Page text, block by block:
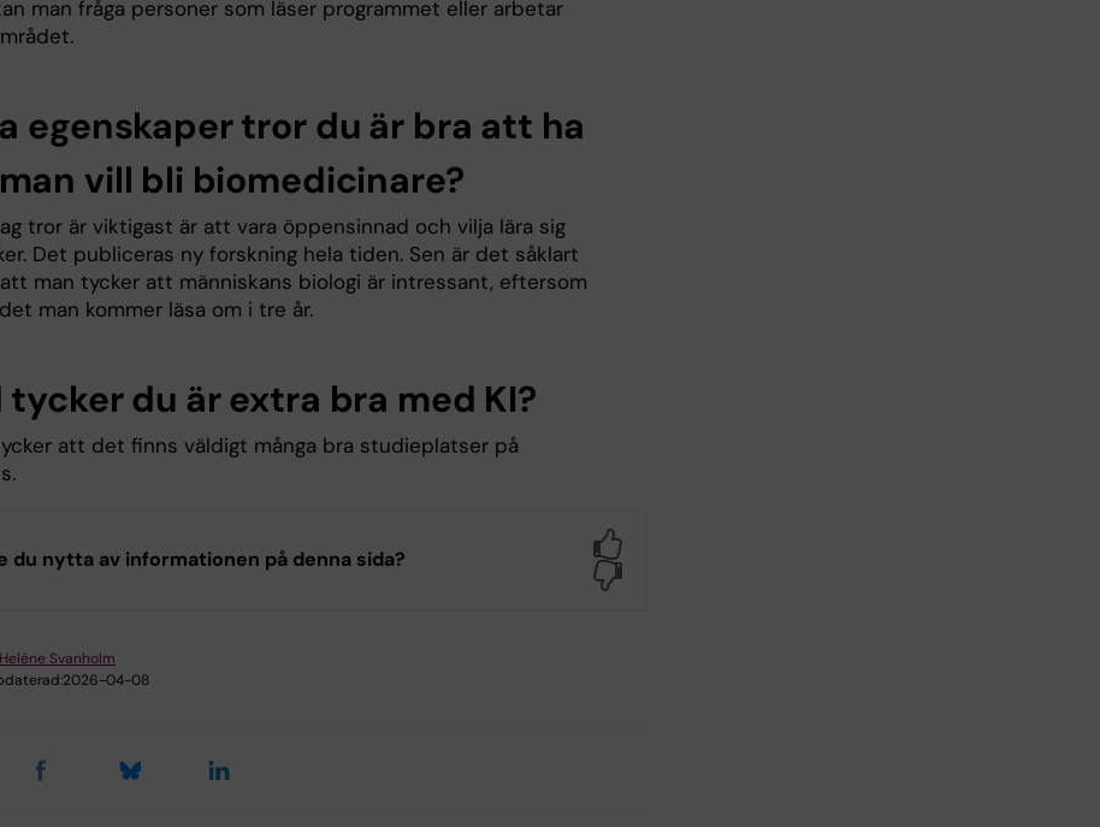
man fråga personer som läser programmet eller arbetar
egenskaper tror du är bra att ha
vill bli biomedicinare?
tror är viktigast är att vara öppensinnad och vilja lära sig
Det publiceras ny forskning hela tiden. Sen är det såklart
man tycker att människans biologi är intressant, eftersom
man kommer läsa om i tre år.
tycker du är extra bra med KI?
att det finns väldigt många bra studieplatser på
du nytta av informationen på denna sida?
Heléne Svanholm
2026-04-08